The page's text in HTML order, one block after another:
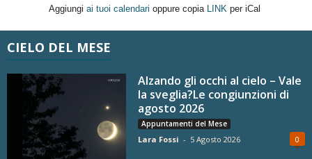
Aggiungi ai tuoi calendari oppure copia LINK per iCal
CIELO DEL MESE
Alzando gli occhi al cielo – Vale
la sveglia?Le congiunzioni di
agosto 2026
Appuntamenti del Mese
Lara Fossi - 5 Agosto 2026 0